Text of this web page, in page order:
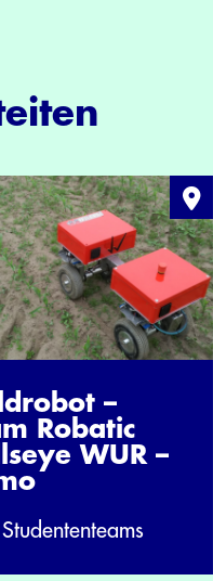
–
Robatic
WUR –